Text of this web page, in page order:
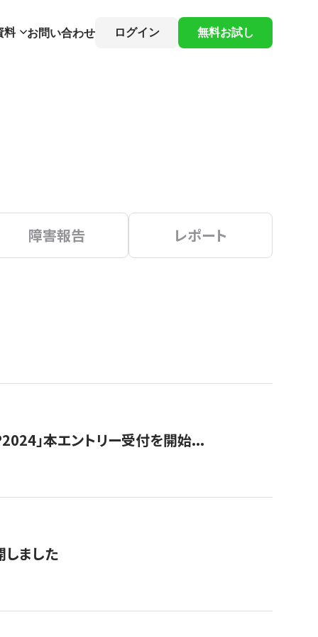
料 お問い合わせ ログイン 無料お試し
障害報告 レポート
」本エントリー受付を開始...
しました